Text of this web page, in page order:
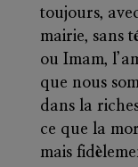
toujours,
mairie, sans
ou Imam,
que nous
dans la
ce que la
mais